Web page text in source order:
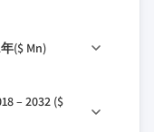
加の発生
的な外科処置のため
($ Mn)
– 2032 ($